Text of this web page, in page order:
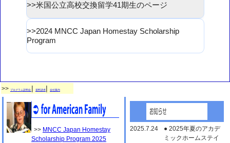
米国公立高校交換留学41期生のページ
2024 MNCC Japan Homestay Scholarship
Program
>> プログラム説明会 | 資料請求| 会社案内
>> MNCC Japan Homestay
Scholarship Program 2025
2025.7.24
● 2025年夏のアカデ
ミックホームステイ